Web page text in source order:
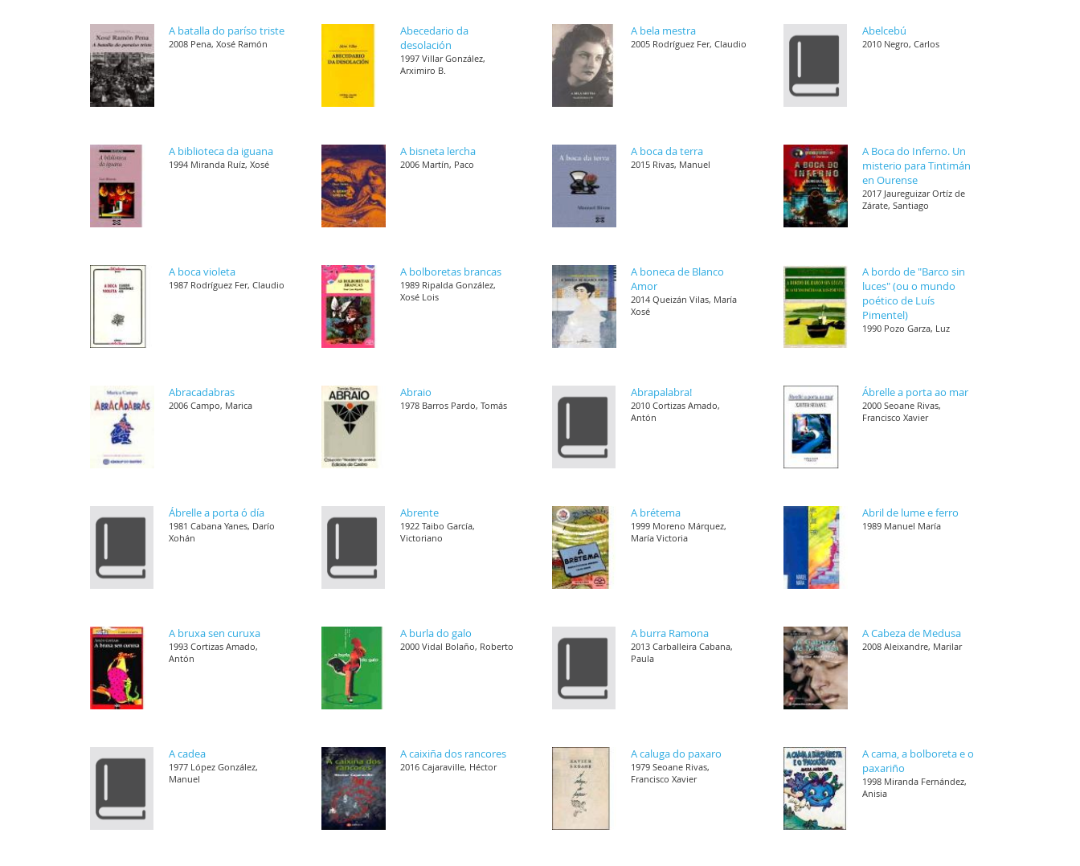
A batalla do paríso triste
2008 Pena, Xosé Ramón
Abecedario da
desolación
1997 Villar González,
Arximiro B.
A bela mestra
2005 Rodríguez Fer, Claudio
Abelcebú
2010 Negro, Carlos
A biblioteca da iguana
1994 Miranda Ruíz, Xosé
A bisneta lercha
2006 Martín, Paco
A boca da terra
2015 Rivas, Manuel
A Boca do Inferno. Un
misterio para Tintimán
en Ourense
2017 Jaureguizar Ortíz de
Zárate, Santiago
A boca violeta
1987 Rodríguez Fer, Claudio
A bolboretas brancas
1989 Ripalda González,
Xosé Lois
A boneca de Blanco
Amor
2014 Queizán Vilas, María
Xosé
A bordo de "Barco sin
luces" (ou o mundo
poético de Luís
Pimentel)
1990 Pozo Garza, Luz
Abracadabras
2006 Campo, Marica
Abraio
1978 Barros Pardo, Tomás
Abrapalabra!
2010 Cortizas Amado,
Antón
Ábrelle a porta ao mar
2000 Seoane Rivas,
Francisco Xavier
Ábrelle a porta ó día
1981 Cabana Yanes, Darío
Xohán
Abrente
1922 Taibo García,
Victoriano
A brétema
1999 Moreno Márquez,
María Victoria
Abril de lume e ferro
1989 Manuel María
A bruxa sen curuxa
1993 Cortizas Amado,
Antón
A burla do galo
2000 Vidal Bolaño, Roberto
A burra Ramona
2013 Carballeira Cabana,
Paula
A Cabeza de Medusa
2008 Aleixandre, Marilar
A cadea
1977 López González,
Manuel
A caixiña dos rancores
2016 Cajaraville, Héctor
A caluga do paxaro
1979 Seoane Rivas,
Francisco Xavier
A cama, a bolboreta e o
paxariño
1998 Miranda Fernández,
Anisia